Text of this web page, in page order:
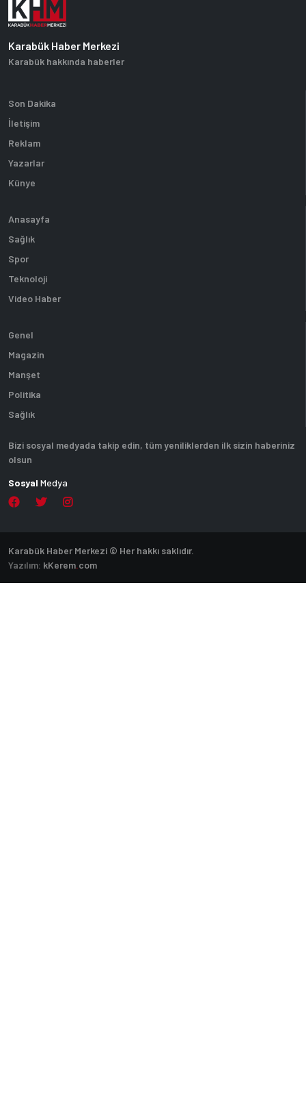
Karabük Haber Merkezi
Karabük hakkında haberler
Son Dakika
İletişim
Reklam
Yazarlar
Künye
Anasayfa
Sağlık
Spor
Teknoloji
Video Haber
Genel
Magazin
Manşet
Politika
Sağlık
Bizi sosyal medyada takip edin, tüm yeniliklerden ilk sizin haberiniz
olsun
Sosyal Medya
Karabük Haber Merkezi © Her hakkı saklıdır.
Yazılım: kKerem.com